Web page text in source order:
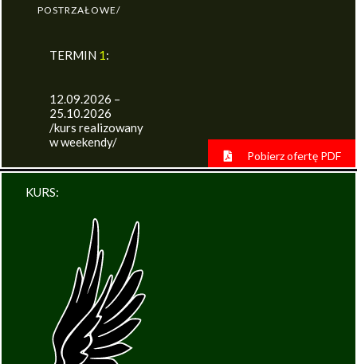
POSTRZAŁOWE/
TERMIN 1:
12.09.2026 –
25.10.2026
/kurs realizowany
w weekendy/
Pobierz ofertę PDF
KURS: